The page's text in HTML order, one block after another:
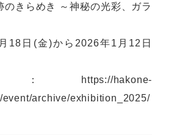
のきらめき ～神秘の光彩、ガラ
18日(金)から2026年1月12日
：
https://hakone-
archive/exhibition_2025/